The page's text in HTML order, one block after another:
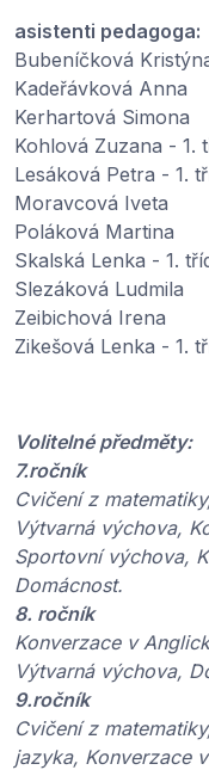
asistenti pedagoga:
Bubeníčková
Kadeřávková Anna
Kerhartová Simona
Kohlová Zuzana - 1.
Lesáková Petra - 1.
Moravcová Iveta
Poláková Martina
Skalská Lenka - 1.
Slezáková Ludmila
Zeibichová Irena
Zikešová Lenka - 1.
Volitelné předměty:
7.ročník
Cvičení z
Výtvarná výchova,
Sportovní výchova,
Domácnost.
8. ročník
Konverzace v
Výtvarná výchova,
9.ročník
Cvičení z
jazyka, Konverzace